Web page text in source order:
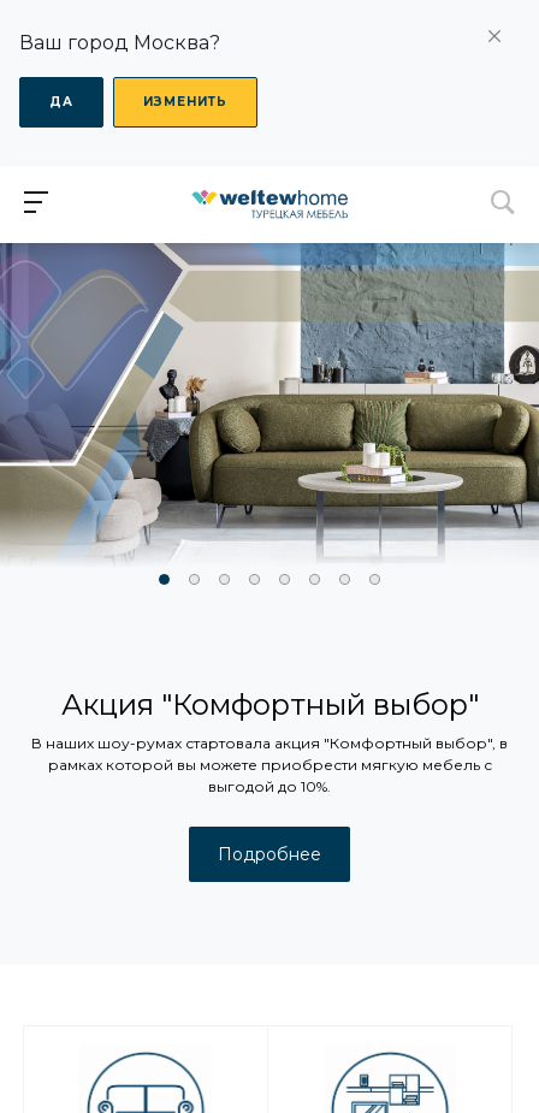
Ваш город Москва?
ДА ИЗМЕНИТЬ
Акция "Комфортный выбор"
В наших шоу-румах стартовала акция "Комфортный выбор", в
рамках которой вы можете приобрести мягкую мебель с
выгодой до 10%.
Подробнее